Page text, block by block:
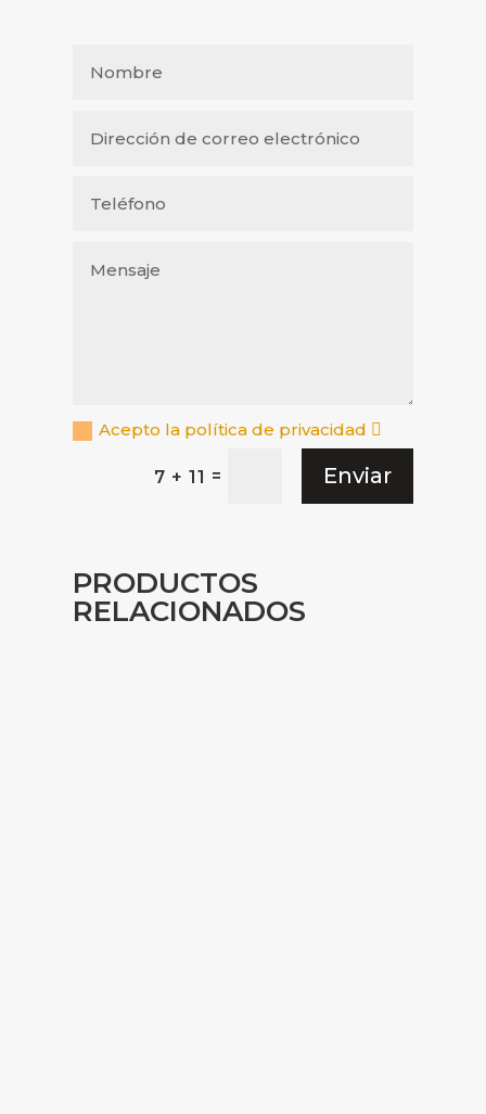
Acepto la política de privacidad
7 + 11 = Enviar
PRODUCTOS
RELACIONADOS